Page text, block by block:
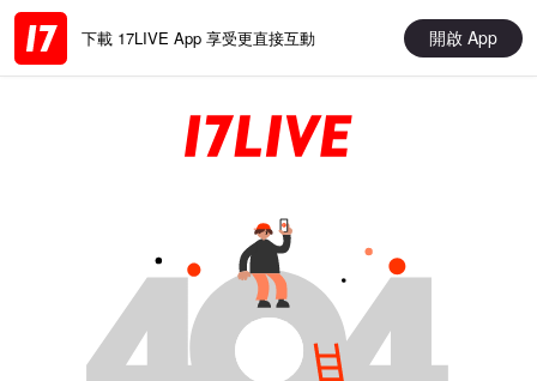
下載 17LIVE App 享受更直接互動 開啟 App